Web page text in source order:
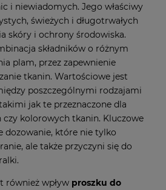
i niewiadomych. Jego właściwy
świeżych i długotrwałych
skóry i ochrony środowiska.
składników o różnym
plam, przez zapewnienie
tkanin. Wartościowe jest
poszczególnymi rodzajami
jak te przeznaczone dla
czy kolorowych tkanin. Kluczowe
dozowanie, które nie tylko
ale także przyczyni się do
również wpływ proszku do